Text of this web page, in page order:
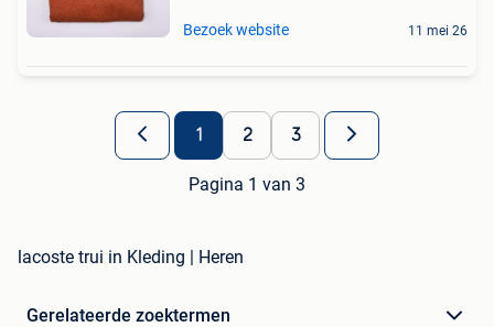
Bezoek website 11 mei 26
1 2 3
Pagina 1 van 3
lacoste trui in Kleding | Heren
Gerelateerde zoektermen